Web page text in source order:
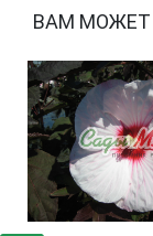
ВАМ МОЖЕТ